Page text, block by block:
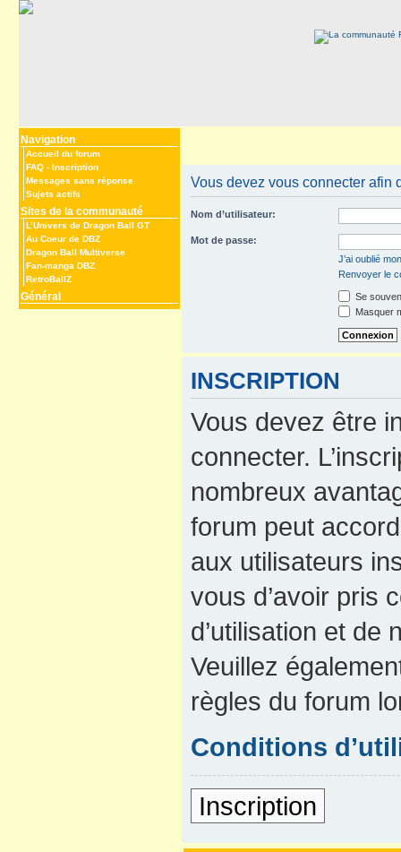
Navigation
Accueil du forum
FAQ - Inscription
Messages sans réponse
Sujets actifs
Sites de la communauté
L’Univers de Dragon Ball GT
Au Coeur de DBZ
Dragon Ball Multiverse
Fan-manga DBZ
RetroBallZ
Général
Vous devez vous connecter afin
Nom d’utilisateur:
Mot de passe:
J’ai oublié
Renvoyer le
Se
Masquer
INSCRIPTION
Vous devez être
connecter.
nombreux
forum peut
aux utilisateurs
vous d’avoir pris
d’utilisation et de
Veuillez
règles du forum
Conditions
Inscription